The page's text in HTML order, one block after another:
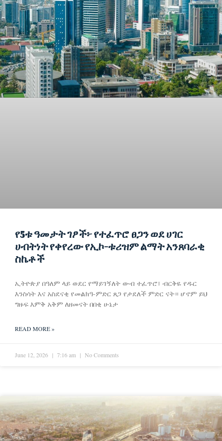
የ5ቱ ዓመታት ገፆች፦ የተፈጥሮ ፀጋን ወደ ሀገር
ሀብትነት የቀየረው የኢኮ-ቱሪዝም ልማት አንጸባራቂ
ስኬቶች
ኢትዮጵያ በዓለም ላይ ወደር የማይገኝለት ውብ ተፈጥሮ፣ ብርቅዬ የዱር
እንስሳት እና አስደናቂ የመልክዓ-ምድር ጸጋ የታደለች ምድር ናት። ሆኖም ይህ
ግዙፍ እምቅ አቅም ለዘመናት በበቂ ሁኔታ
READ MORE »
June 12, 2026 7:16 am No Comments